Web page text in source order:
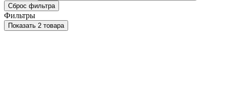
Сброс фильтра
Фильтры
Показать 2 товара